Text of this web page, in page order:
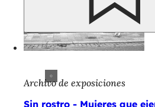
Archivo de exposiciones
Sin rostro - Mujeres que